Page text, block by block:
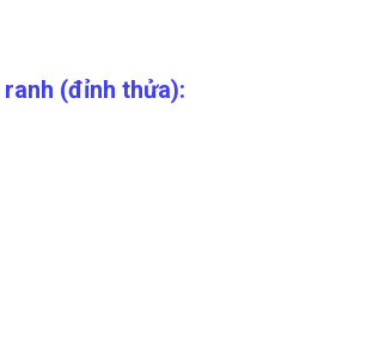
(đỉnh thửa):